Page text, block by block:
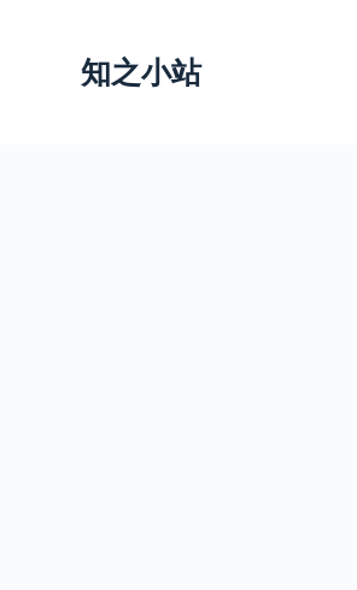
知之小站